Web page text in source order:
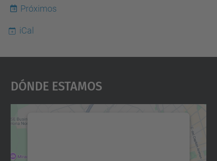
Próximos
iCal
Dónde Estamos